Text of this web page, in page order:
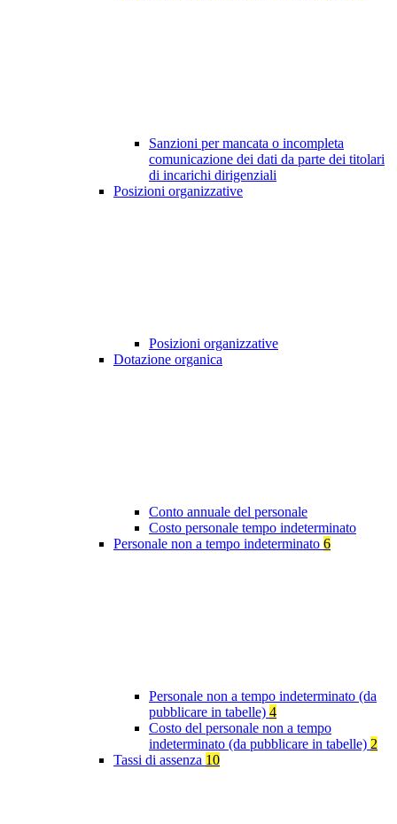
Sanzioni per mancata o incompleta
comunicazione dei dati da parte dei titolari
di incarichi dirigenziali
Posizioni organizzative
Posizioni organizzative
Dotazione organica
Conto annuale del personale
Costo personale tempo indeterminato
Personale non a tempo indeterminato 6
Personale non a tempo indeterminato (da
pubblicare in tabelle) 4
Costo del personale non a tempo
indeterminato (da pubblicare in tabelle) 2
Tassi di assenza 10